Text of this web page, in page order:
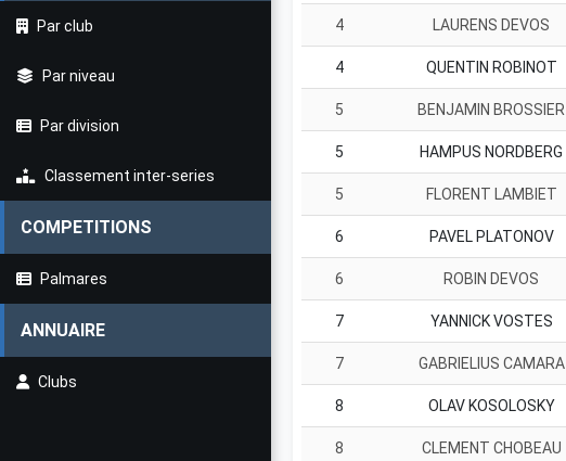
Par club
Par niveau
Par division
Classement inter-series
COMPETITIONS
Palmares
ANNUAIRE
Clubs
4 LAURENS DEVOS
4 QUENTIN ROBINOT
5 BENJAMIN BROSSIER
5 HAMPUS NORDBERG
5 FLORENT LAMBIET
6 PAVEL PLATONOV
6 ROBIN DEVOS
7 YANNICK VOSTES
7 GABRIELIUS CAMARA
8 OLAV KOSOLOSKY
8 CLEMENT CHOBEAU